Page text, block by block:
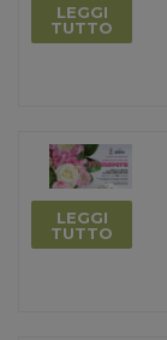
LEGGI
TUTTO
LEGGI
TUTTO